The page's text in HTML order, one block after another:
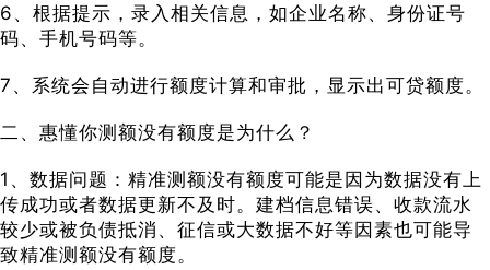
6、根据提示，录入相关信息，如企业名称、身份证号
码、手机号码等。
7、系统会自动进行额度计算和审批，显示出可贷额度。
二、惠懂你测额没有额度是为什么？
1、数据问题：精准测额没有额度可能是因为数据没有上
传成功或者数据更新不及时。建档信息错误、收款流水
较少或被负债抵消、征信或大数据不好等因素也可能导
致精准测额没有额度。